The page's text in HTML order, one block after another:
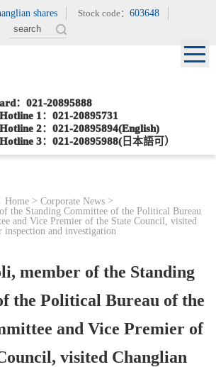
shares Stock code：603648
：021-20895888
1：021-20895731
2：021-20895894(English)
3：021-20895988(日本語可）
Home >Corporate News >
the Standing Committee of the Political Bureau
and Vice Premier of the State Council, visited
and investigation
member of the Standing
the Political Bureau of the
and Vice Premier of
visited Changlian